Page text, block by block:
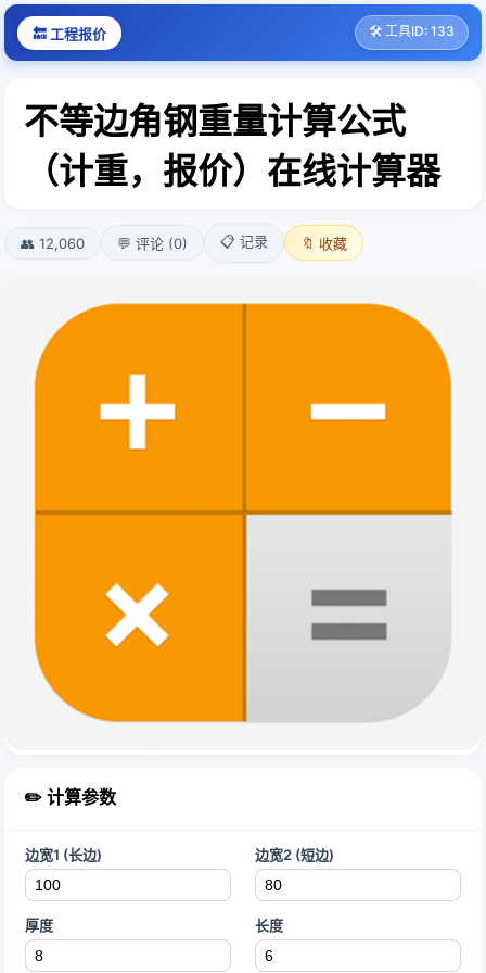
🔙 工程报价 🛠️ 工具ID: 133
不等边角钢重量计算公式
（计重，报价）在线计算器
👥 12,060 💬 评论 (0) 📋 记录 🔖 收藏
✏️ 计算参数
边宽1 (长边) 边宽2 (短边)
厚度 长度